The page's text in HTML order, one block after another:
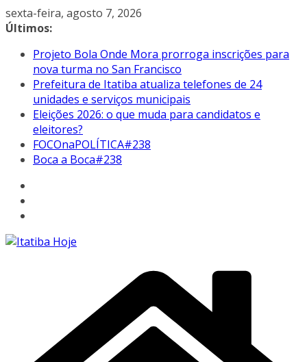
Pular
para
conteúdo
sexta-feira, agosto 7, 2026
Últimos:
Projeto Bola Onde Mora prorroga inscrições para
nova turma no San Francisco
Prefeitura de Itatiba atualiza telefones de 24
unidades e serviços municipais
Eleições 2026: o que muda para candidatos e
eleitores?
FOCOnaPOLÍTICA#238
Boca a Boca#238